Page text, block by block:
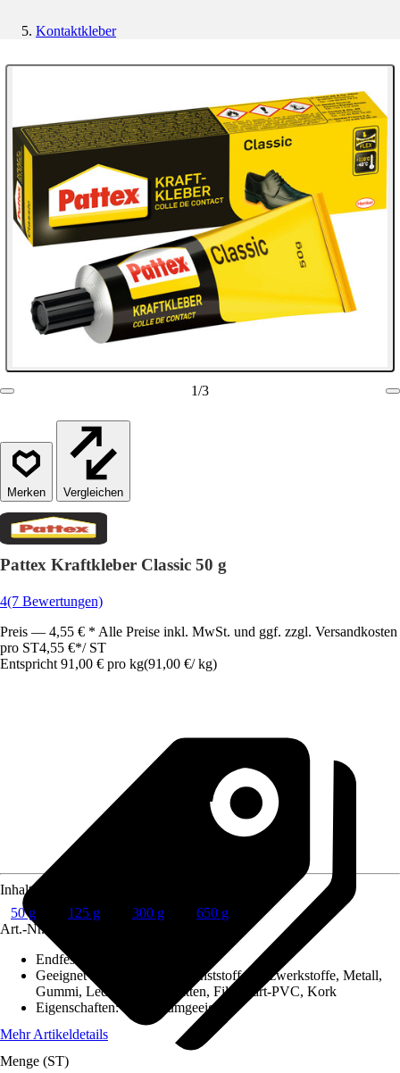
Kontaktkleber
1/3
Vergleichen
Pattex Kraftkleber Classic 50 g
4(7 Bewertungen)
Preis — 4,55 € * Alle Preise inkl. MwSt. und ggf. zzgl. Versandkosten
pro ST4,55 €*/ ST
Entspricht 91,00 € pro kg(91,00 €/ kg)
Inhalt
50 g
125 g 300 g
650 g
Art.-Nr.
Endfestigkeit nach ca.
Geeignet für Untergrund
Kunststoff, Holzwerkstoffe, Metall,
Gummi, Leder, Akustikplatten, Filz, Hart-PVC, Kork
Eigenschaften: Wohnraumgeeignet
Mehr Artikeldetails
Menge (ST)